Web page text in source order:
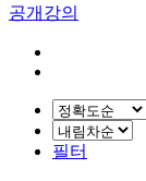
공개강의
필터